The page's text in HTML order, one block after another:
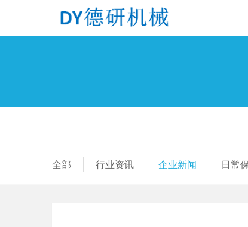
全部 行业资讯 企业新闻 日常